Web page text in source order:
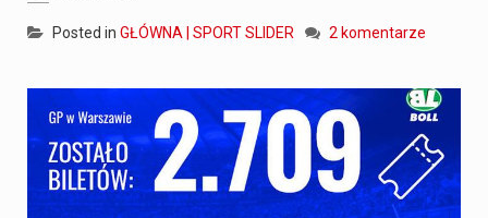
Posted in GŁÓWNA | SPORT SLIDER 2 komentarze